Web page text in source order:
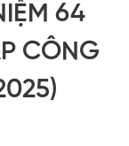
64
CÔNG